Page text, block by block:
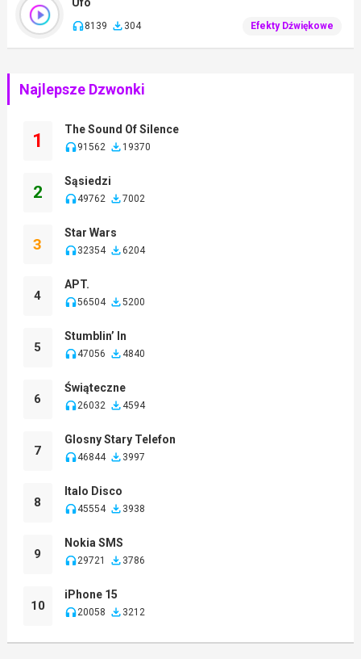
8139 304 Efekty Dźwiękowe
Najlepsze Dzwonki
1
The Sound Of Silence
91562 19370
2
Sąsiedzi
49762 7002
3
Star Wars
32354 6204
4
APT.
56504 5200
5
Stumblin’ In
47056 4840
6
Świąteczne
26032 4594
7
Glosny Stary Telefon
46844 3997
8
Italo Disco
45554 3938
9
Nokia SMS
29721 3786
10
iPhone 15
20058 3212